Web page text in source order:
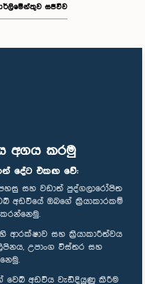
අගය කරමු
දේට එකඟ වේ:
සහ වඩාත් පුද්ගලාරෝපිත
අඩවියේ ඔබගේ ක්‍රියාකාරකම්
ආරක්ෂාව සහ ක්‍රියාකාරීත්වය
උපාංග විස්තර සහ
වෙබ් අඩවිය වැඩිදියුණු කිරීම
සජීවීව